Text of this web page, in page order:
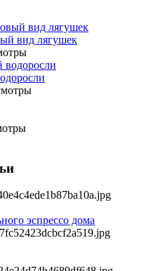
вид лягушек
эспрессо дома